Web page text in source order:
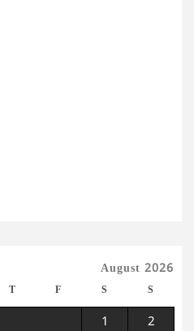
August 2026
T F S S
1 2